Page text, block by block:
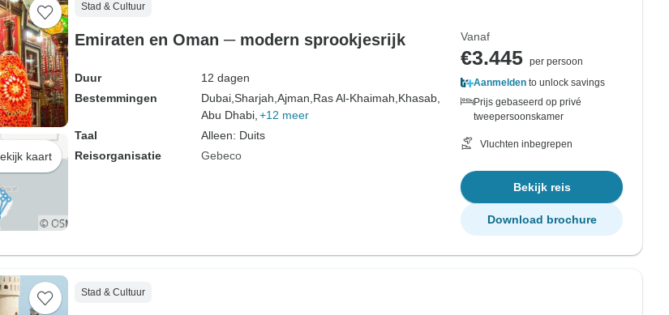
kaart
Stad & Cultuur
Emiraten en Oman ─ modern sprookjesrijk
Duur
12 dagen
Bestemmingen
Dubai, Sharjah, Ajman, Ras Al-Khaimah, Khasab,
Abu Dhabi, +12 meer
Taal
Alleen: Duits
Reisorganisatie
Gebeco
Vanaf
€3.445 per persoon
Aanmelden to unlock savings
Prijs gebaseerd op privé
tweepersoonskamer
Vluchten inbegrepen
Bekijk reis
Download brochure
Stad & Cultuur